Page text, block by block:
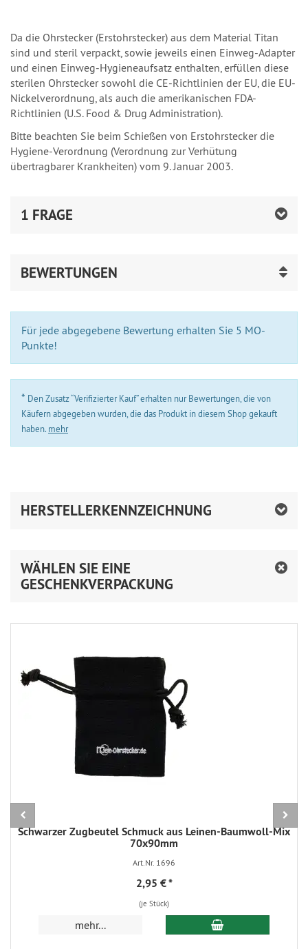
Da die Ohrstecker (Erstohrstecker) aus dem Material Titan
sind und steril verpackt, sowie jeweils einen Einweg-Adapter
und einen Einweg-Hygieneaufsatz enthalten, erfüllen diese
sterilen Ohrstecker sowohl die CE-Richtlinien der EU, die EU-
Nickelverordnung, als auch die amerikanischen FDA-
Richtlinien (U.S. Food & Drug Administration).
Bitte beachten Sie beim Schießen von Erstohrstecker die
Hygiene-Verordnung (Verordnung zur Verhütung
übertragbarer Krankheiten) vom 9. Januar 2003.
1 FRAGE
BEWERTUNGEN
Für jede abgegebene Bewertung erhalten Sie 5 MO-
Punkte!
* Den Zusatz “Verifizierter Kauf” erhalten nur Bewertungen, die von
Käufern abgegeben wurden, die das Produkt in diesem Shop gekauft
haben. mehr
HERSTELLERKENNZEICHNUNG
WÄHLEN SIE EINE
GESCHENKVERPACKUNG
Schwarzer Zugbeutel Schmuck aus Leinen-Baumwoll-Mix
70x90mm
Art.Nr. 1696
2,95 €*
(je Stück)
mehr... In den Warenkorb